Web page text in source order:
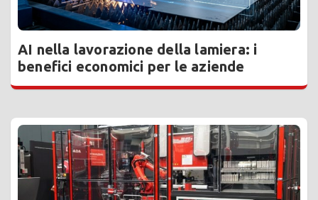
AI nella lavorazione della lamiera: i
benefici economici per le aziende